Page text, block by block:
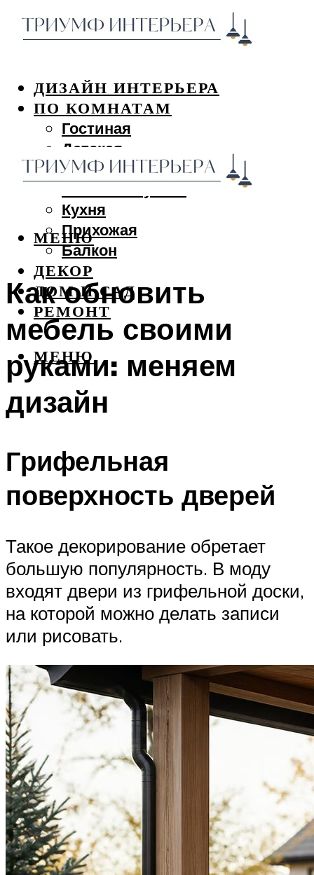
ДИЗАЙН ИНТЕРЬЕРА
ПО КОМНАТАМ
Гостиная
Детская
Спальня
Кухня
Прихожая
Балкон
ДЕКОР
ДОМ И САД
РЕМОНТ
МЕНЮ
МЕНЮ
Как обновить
мебель своими
руками: меняем
дизайн
Грифельная
поверхность дверей
Такое декорирование обретает
большую популярность. В моду
входят двери из грифельной доски,
на которой можно делать записи
или рисовать.